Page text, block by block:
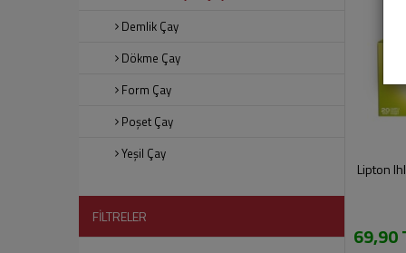
Demlik Çay
Dökme Çay
Form Çay
Poşet Çay
Yeşil Çay
FİLTRELER
Lipton
69,90